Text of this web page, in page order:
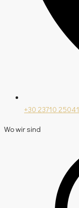
+30 23710 25041
Wo wir sind